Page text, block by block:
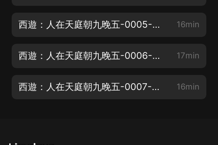
西遊：人在天庭朝九晚五-0005-吾等恭賀獄神晉升金仙，永享長生 16min
西遊：人在天庭朝九晚五-0006-明日巳時，天牢自首 17min
西遊：人在天庭朝九晚五-0007-功德靈寶與后天靈寶的差距 16min